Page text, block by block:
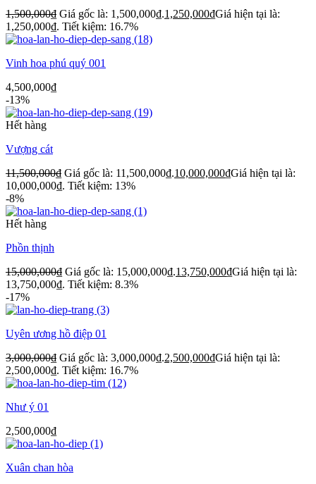
1,500,000₫ Giá gốc là: 1,500,000₫.1,250,000₫Giá hiện tại là:
1,250,000₫. Tiết kiệm: 16.7%
Vinh hoa phú quý 001
4,500,000₫
-13%
Hết hàng
Vượng cát
11,500,000₫ Giá gốc là: 11,500,000₫.10,000,000₫Giá hiện tại là:
10,000,000₫. Tiết kiệm: 13%
-8%
Hết hàng
Phồn thịnh
15,000,000₫ Giá gốc là: 15,000,000₫.13,750,000₫Giá hiện tại là:
13,750,000₫. Tiết kiệm: 8.3%
-17%
Uyên ương hồ điệp 01
3,000,000₫ Giá gốc là: 3,000,000₫.2,500,000₫Giá hiện tại là:
2,500,000₫. Tiết kiệm: 16.7%
Như ý 01
2,500,000₫
Xuân chan hòa